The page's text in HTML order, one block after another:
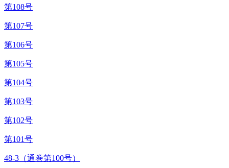
第108号
第107号
第106号
第105号
第104号
第103号
第102号
第101号
48-3（通巻第100号）